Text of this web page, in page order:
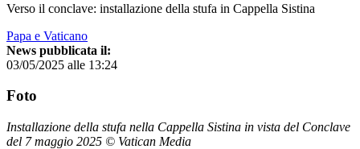
Verso il conclave: installazione della stufa in Cappella Sistina
Papa e Vaticano
News pubblicata il:
03/05/2025 alle 13:24
Foto
Installazione della stufa nella Cappella Sistina in vista del Conclave
del 7 maggio 2025 © Vatican Media